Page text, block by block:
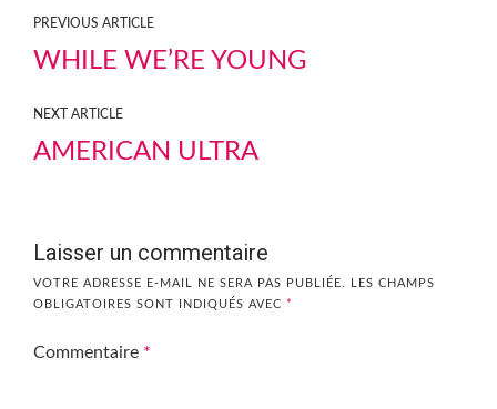
PREVIOUS ARTICLE
WHILE WE’RE YOUNG
NEXT ARTICLE
AMERICAN ULTRA
Laisser un commentaire
VOTRE ADRESSE E-MAIL NE SERA PAS PUBLIÉE.
LES CHAMPS
OBLIGATOIRES SONT INDIQUÉS AVEC *
Commentaire *